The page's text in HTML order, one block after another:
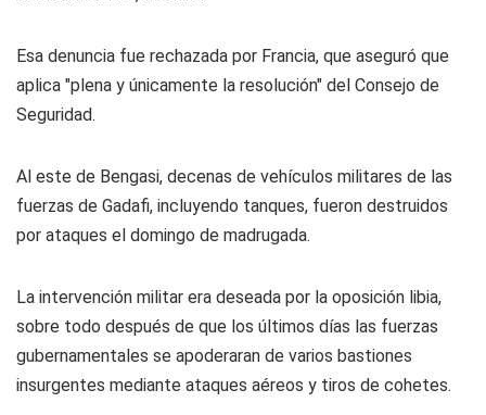
Esa denuncia fue rechazada por Francia, que aseguró que
aplica "plena y únicamente la resolución" del Consejo de
Seguridad.
Al este de Bengasi, decenas de vehículos militares de las
fuerzas de Gadafi, incluyendo tanques, fueron destruidos
por ataques el domingo de madrugada.
La intervención militar era deseada por la oposición libia,
sobre todo después de que los últimos días las fuerzas
gubernamentales se apoderaran de varios bastiones
insurgentes mediante ataques aéreos y tiros de cohetes.